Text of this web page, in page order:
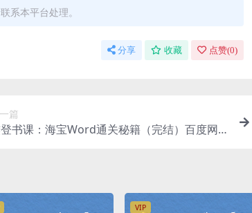
系本平台处理。
分享 收藏 点赞(0)
篇
书课：海宝Word通关秘籍（完结）百度网
VIP